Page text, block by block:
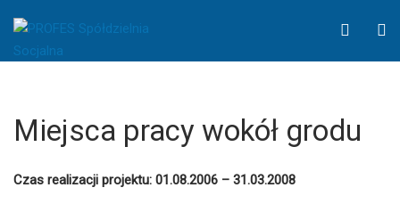
pracy
wokół
Business
Wordpress
WCAG
Miejsca pracy wokół grodu
Czas realizacji projektu: 01.08.2006 – 31.03.2008